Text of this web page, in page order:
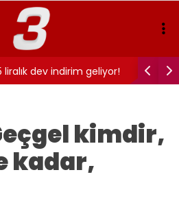
dev indirim geliyor! UEFA
kimdir,
kadar,